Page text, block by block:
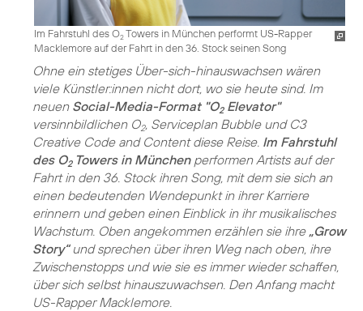
Im Fahrstuhl des O2Towers in München performt US-Rapper
Macklemore auf der Fahrt in den 36. Stock seinen Song
Ohne ein stetiges Über-sich-hinauswachsen wären
viele Künstler:innen nicht dort, wo sie heute sind. Im
neuen Social-Media-Format "O2Elevator"
versinnbildlichen O2, Serviceplan Bubble und C3
Creative Code and Content diese Reise. Im Fahrstuhl
des O2Towers in Münchenperformen Artists auf der
Fahrt in den 36. Stock ihren Song, mit dem sie sich an
einen bedeutenden Wendepunkt in ihrer Karriere
erinnern und geben einen Einblick in ihr musikalisches
Wachstum. Oben angekommen erzählen sie ihre „Grow
Story“und sprechen über ihren Weg nach oben, ihre
Zwischenstopps und wie sie es immer wieder schaffen,
über sich selbst hinauszuwachsen. Den Anfang macht
US-Rapper Macklemore.